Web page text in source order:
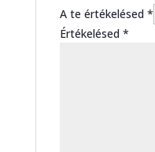
A te értékelésed *
Értékelésed *